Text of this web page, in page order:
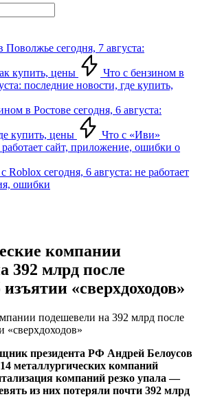
Поволжье сегодня, 7 августа:
купить, цены
Что с бензином в
последние новости, где купить,
в Ростове сегодня, 6 августа:
купить, цены
Что с «Иви»
работает сайт, приложение, ошибки о
Roblox сегодня, 6 августа: не работает
ошибки
компании
392 млрд после
«сверхдоходов»
подешевели на 392 млрд после
«сверхдоходов»
президента РФ Андрей Белоусов
металлургических компаний
компаний резко упала —
из них потеряли почти 392 млрд